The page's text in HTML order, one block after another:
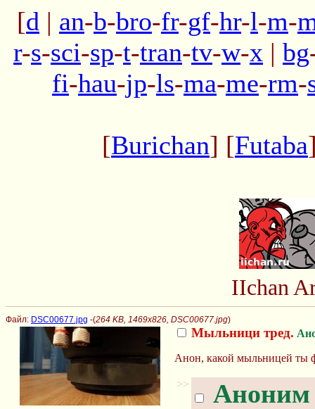
[d | an-b-bro-fr-gf-hr-l-m-
r-s-sci-sp-t-tran-tv-w-x | bg
fi-hau-jp-ls-ma-me-rm-
[Burichan] [Futaba
IIchan
Файл: DSC00677.jpg -(264 KB, 1469x826, DSC00677.jpg)
Мыльници тред.
Анон, какой мыльницей ты
>> Аноним